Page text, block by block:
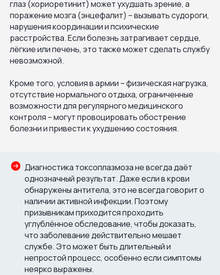
глаз (хориоретинит) может ухудшать зрение, а
поражение мозга (энцефалит) – вызывать судороги,
нарушения координации и психические
расстройства. Если болезнь затрагивает сердце,
лёгкие или печень, это также может сделать службу
невозможной.
Кроме того, условия в армии – физическая нагрузка,
отсутствие нормального отдыха, ограниченные
возможности для регулярного медицинского
контроля – могут провоцировать обострение
болезни и привести к ухудшению состояния.
Диагностика токсоплазмоза не всегда даёт
однозначный результат. Даже если в крови
обнаружены антитела, это не всегда говорит о
наличии активной инфекции. Поэтому
призывникам приходится проходить
углублённое обследование, чтобы доказать,
что заболевание действительно мешает
службе. Это может быть длительный и
непростой процесс, особенно если симптомы
неярко выражены.